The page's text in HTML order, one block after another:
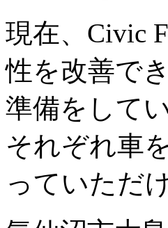
現在、Civic
性を改善で
準備をして
それぞれ車
っていただ